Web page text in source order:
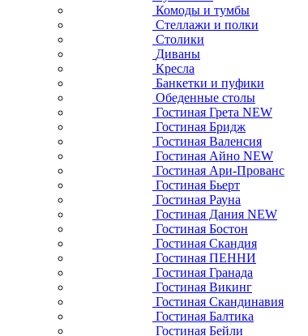
Комоды и тумбы
Стеллажи и полки
Столики
Диваны
Кресла
Банкетки и пуфики
Обеденные столы
Гостиная Грета NEW
Гостиная Бридж
Гостиная Валенсия
Гостиная Айно NEW
Гостиная Ари-Прованс
Гостиная Бьерт
Гостиная Рауна
Гостиная Дания NEW
Гостиная Бостон
Гостиная Скандия
Гостиная ПЕННИ
Гостиная Гранада
Гостиная Викинг
Гостиная Скандинавия
Гостиная Балтика
Гостиная Бейли